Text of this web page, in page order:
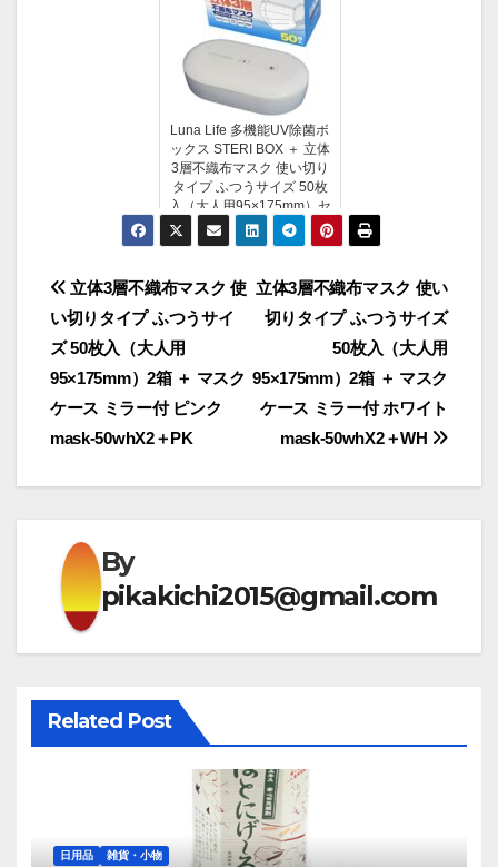
Luna Life 多機能UV除菌ボ
ックス STERI BOX ＋ 立体
3層不織布マスク 使い切り
タイプ ふつうサイズ 50枚
入（大人用95×175mm）セ
ット LNUV-JB1-CWH＋
mask-5...
投
稿
ナ
ビ
ゲ
シ
ョ
ン
立体3層不織布マスク 使い
切りタイプ ふつうサイズ
50枚入（大人用
95×175mm）2箱 ＋ マスク
ケース ミラー付 ホワイト
mask-50whX2＋WH
立体3層不織布マスク 使
い切りタイプ ふつうサイ
ズ 50枚入（大人用
95×175mm）2箱 ＋ マスク
ケース ミラー付 ピンク
mask-50whX2＋PK
By
pikakichi2015@gmail.com
Related Post
日用品 雑貨・小物